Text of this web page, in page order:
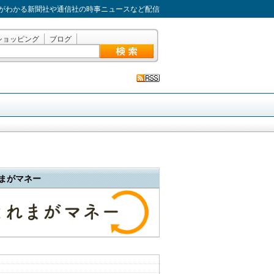
わかる新聞社や通信社の時事ニュースなど配信
ョッピング ブログ
がマネー